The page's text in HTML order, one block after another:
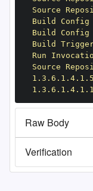
Source
Build Config
Build Config
Build
Run
Source
Raw Body
Verification